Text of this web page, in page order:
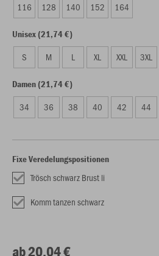
116 128 140 152 164
Unisex (21,74 €)
S M L XL XXL 3XL
Damen (21,74 €)
34 36 38 40 42 44
Fixe Veredelungspositionen
Trösch schwarz Brust li
Komm tanzen schwarz
ab 20,04 €